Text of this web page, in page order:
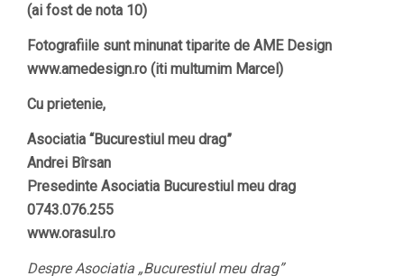
(ai fost de nota 10)
Fotografiile sunt minunat tiparite de AME Design
www.amedesign.ro (iti multumim Marcel)
Cu prietenie,
Asociatia “Bucurestiul meu drag”
Andrei Bîrsan
Presedinte Asociatia Bucurestiul meu drag
0743.076.255
www.orasul.ro
Despre Asociatia „Bucurestiul meu drag”